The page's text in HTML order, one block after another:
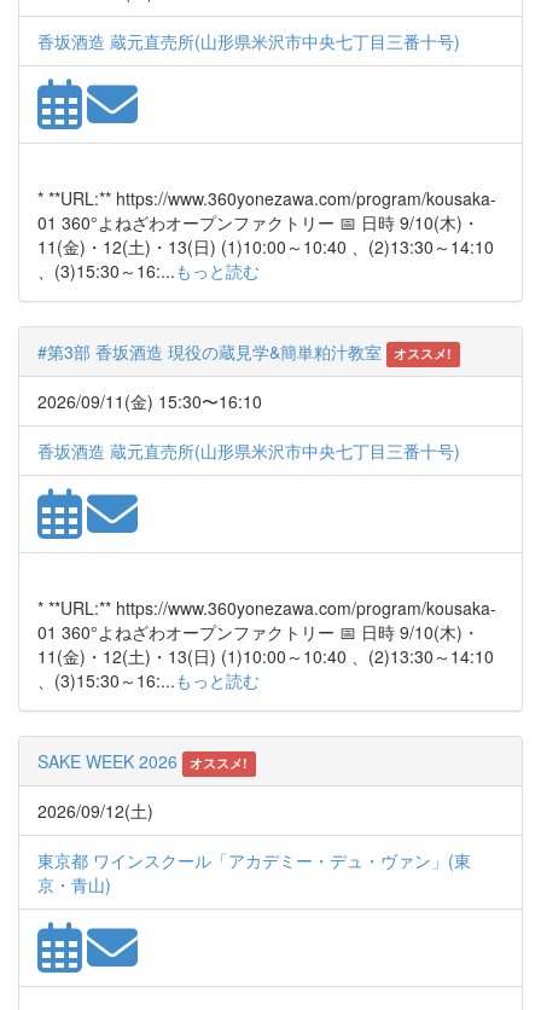
香坂酒造 蔵元直売所(山形県米沢市中央七丁目三番十号)
* **URL:** https://www.360yonezawa.com/program/kousaka-
01 360°よねざわオープンファクトリー 📅 日時 9/10(木)・
11(金)・12(土)・13(日) (1)10:00～10:40 、(2)13:30～14:10
、(3)15:30～16:...もっと読む
#第3部 香坂酒造 現役の蔵見学&簡単粕汁教室 オススメ!
2026/09/11(金) 15:30〜16:10
香坂酒造 蔵元直売所(山形県米沢市中央七丁目三番十号)
* **URL:** https://www.360yonezawa.com/program/kousaka-
01 360°よねざわオープンファクトリー 📅 日時 9/10(木)・
11(金)・12(土)・13(日) (1)10:00～10:40 、(2)13:30～14:10
、(3)15:30～16:...もっと読む
SAKE WEEK 2026 オススメ!
2026/09/12(土)
東京都 ワインスクール「アカデミー・デュ・ヴァン」(東
京・青山)